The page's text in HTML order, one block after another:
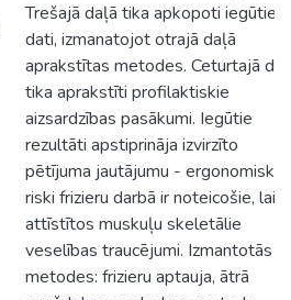
Trešajā daļā tika apkopoti iegūtie
dati, izmanatojot otrajā daļā
aprakstītas metodes. Ceturtajā
tika aprakstīti profilaktiskie
aizsardzības pasākumi. Iegūtie
rezultāti apstiprināja izvirzīto
pētījuma jautājumu - ergonomiskie
riski frizieru darbā ir noteicošie, lai
attīstītos muskuļu skeletālie
veselības traucējumi. Izmantotās
metodes: frizieru aptauja, ātrā